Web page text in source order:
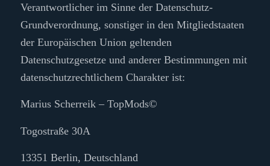
Verantwortlicher im Sinne der Datenschutz-
Grundverordnung, sonstiger in den Mitgliedstaaten
der Europäischen Union geltenden
Datenschutzgesetze und anderer Bestimmungen mit
datenschutzrechtlichem Charakter ist:
Marius Scherreik – TopMods©
Togostraße 30A
13351 Berlin, Deutschland